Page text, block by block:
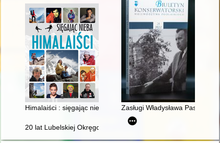
Himalaiści : sięgając nieba Zasługi Władysława
20 lat Lubelskiej Okręgowej Izby Inżynierów Budownictwa